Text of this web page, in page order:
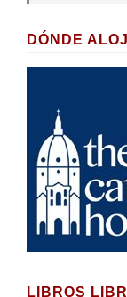
DÓNDE
LIBROS